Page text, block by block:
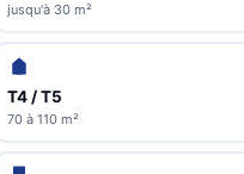
jusqu'à 30 m²
T4 / T5
70 à 110 m²